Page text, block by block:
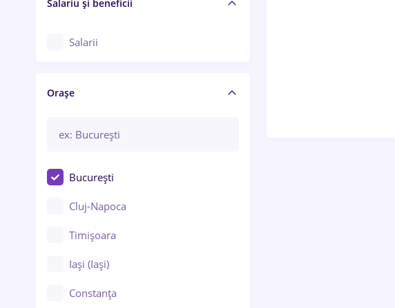
Salariu și beneficii
Salarii
Orașe
București
Cluj-Napoca
Timișoara
Iași (Iași)
Constanța